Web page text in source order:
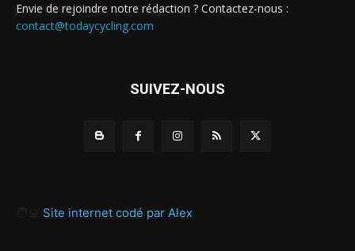
Envie de rejoindre notre rédaction ? Contactez-nous :
contact@todaycycling.com
SUIVEZ-NOUS
Site internet codé par Alex